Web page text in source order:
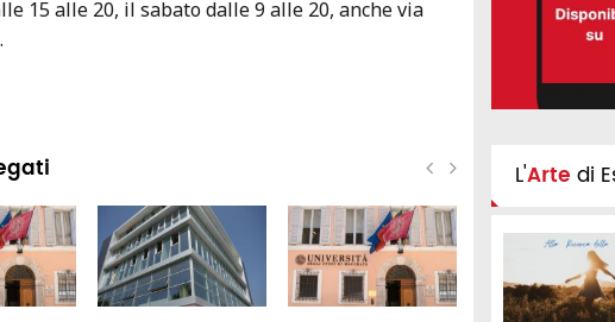
15 alle 20, il sabato dalle 9 alle 20, anche via
L'Arte di